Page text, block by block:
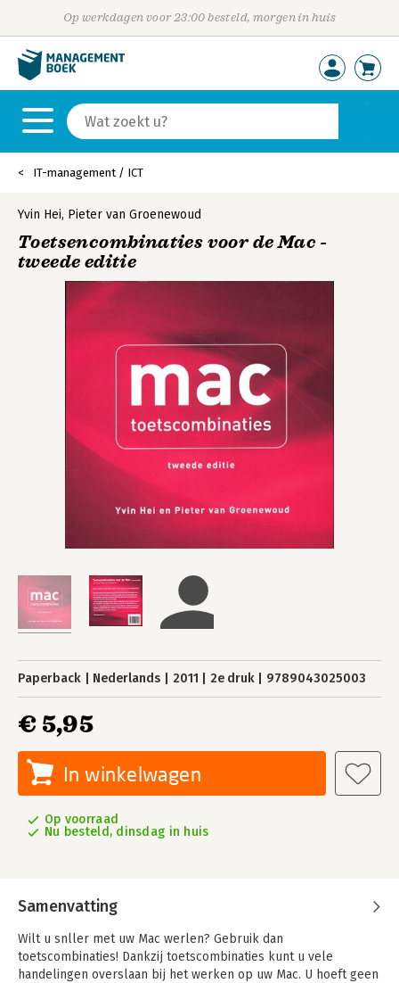
Op werkdagen voor 23:00 besteld, morgen in huis
IT-management / ICT
Yvin Hei, Pieter van Groenewoud
Toetsencombinaties voor de Mac -
tweede editie
Paperback Nederlands 2011 2e druk 9789043025003
€ 5,95
In winkelwagen
Op voorraad
Nu besteld, dinsdag in huis
Samenvatting
Wilt u snller met uw Mac werlen? Gebruik dan
toetscombinaties! Dankzij toetscombinaties kunt u vele
handelingen overslaan bij het werken op uw Mac. U hoeft geen